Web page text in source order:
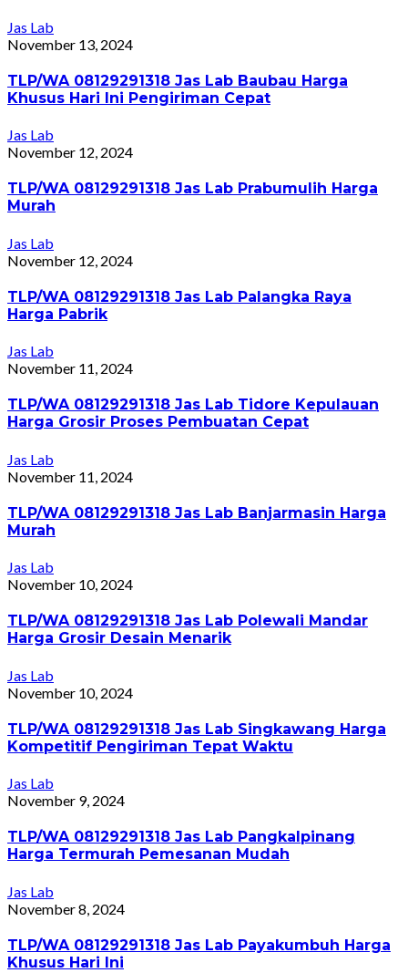
Jas Lab
November 13, 2024
TLP/WA 08129291318 Jas Lab Baubau Harga
Khusus Hari Ini Pengiriman Cepat
Jas Lab
November 12, 2024
TLP/WA 08129291318 Jas Lab Prabumulih Harga
Murah
Jas Lab
November 12, 2024
TLP/WA 08129291318 Jas Lab Palangka Raya
Harga Pabrik
Jas Lab
November 11, 2024
TLP/WA 08129291318 Jas Lab Tidore Kepulauan
Harga Grosir Proses Pembuatan Cepat
Jas Lab
November 11, 2024
TLP/WA 08129291318 Jas Lab Banjarmasin Harga
Murah
Jas Lab
November 10, 2024
TLP/WA 08129291318 Jas Lab Polewali Mandar
Harga Grosir Desain Menarik
Jas Lab
November 10, 2024
TLP/WA 08129291318 Jas Lab Singkawang Harga
Kompetitif Pengiriman Tepat Waktu
Jas Lab
November 9, 2024
TLP/WA 08129291318 Jas Lab Pangkalpinang
Harga Termurah Pemesanan Mudah
Jas Lab
November 8, 2024
TLP/WA 08129291318 Jas Lab Payakumbuh Harga
Khusus Hari Ini